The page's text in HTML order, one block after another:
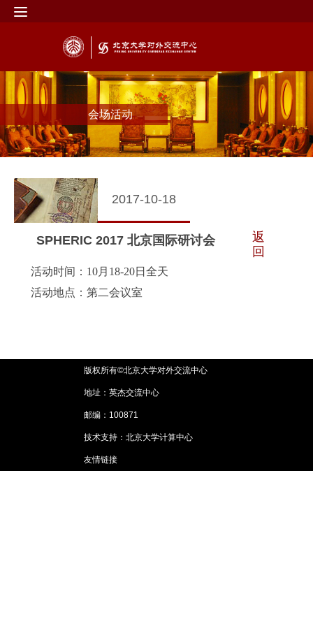
会场活动
2017-10-18
SPHERIC 2017 北京国际研讨会
活动时间：10月18-20日全天
活动地点：第二会议室
返
回
版权所有©北京大学对外交流中心
地址：英杰交流中心
邮编：100871
技术支持：北京大学计算中心
友情链接